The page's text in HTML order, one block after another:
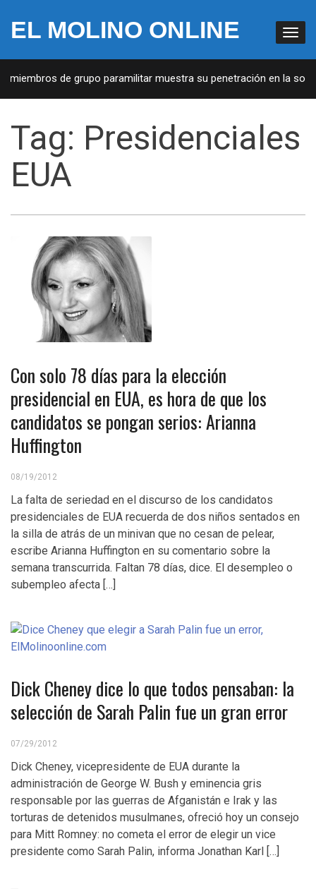
EL MOLINO ONLINE
de grupo paramilitar muestra su penetración en la
Tag: Presidenciales
EUA
Con solo 78 días para la elección
presidencial en EUA, es hora de que los
candidatos se pongan serios: Arianna
Huffington
08/19/2012
La falta de seriedad en el discurso de los candidatos
presidenciales de EUA recuerda de dos niños sentados en
la silla de atrás de un minivan que no cesan de pelear,
escribe Arianna Huffington en su comentario sobre la
semana transcurrida. Faltan 78 días, dice. El desempleo o
subempleo afecta […]
Dick Cheney dice lo que todos pensaban: la
selección de Sarah Palin fue un gran error
07/29/2012
Dick Cheney, vicepresidente de EUA durante la
administración de George W. Bush y eminencia gris
responsable por las guerras de Afganistán e Irak y las
torturas de detenidos musulmanes, ofreció hoy un consejo
para Mitt Romney: no cometa el error de elegir un vice
presidente como Sarah Palin, informa Jonathan Karl […]